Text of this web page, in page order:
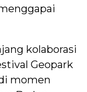
kolaborasi
Geopark
momen